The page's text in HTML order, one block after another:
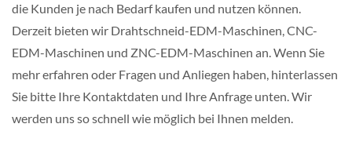
die Kunden je nach Bedarf kaufen und nutzen können.
Derzeit bieten wir Drahtschneid-EDM-Maschinen, CNC-
EDM-Maschinen und ZNC-EDM-Maschinen an. Wenn Sie
mehr erfahren oder Fragen und Anliegen haben, hinterlassen
Sie bitte Ihre Kontaktdaten und Ihre Anfrage unten. Wir
werden uns so schnell wie möglich bei Ihnen melden.